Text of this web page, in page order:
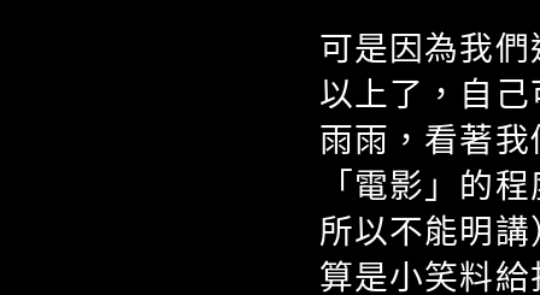
可是因為我
以上了，自
雨雨，看著
「電影」的
所以不能明
算是小笑料